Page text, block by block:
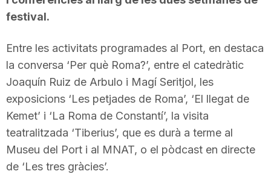
festival.
Entre les activitats programades al Port, en destaca
la conversa ‘Per què Roma?’, entre el catedràtic
Joaquín Ruiz de Arbulo i Magí Seritjol, les
exposicions ‘Les petjades de Roma’, ‘El llegat de
Kemet’ i ‘La Roma de Constantí’, la visita
teatralitzada ‘Tiberius’, que es durà a terme al
Museu del Port i al MNAT, o el pòdcast en directe
de ‘Les tres gràcies’.